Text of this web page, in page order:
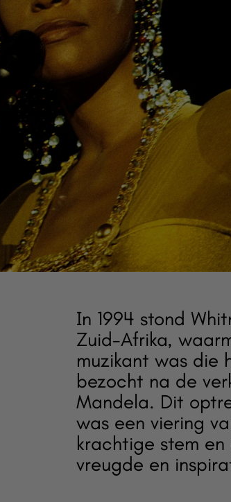
In 1994 stond
Zuid-Afrika,
muzikant was die
bezocht na de
Mandela. Dit
was een viering
krachtige stem
vreugde en